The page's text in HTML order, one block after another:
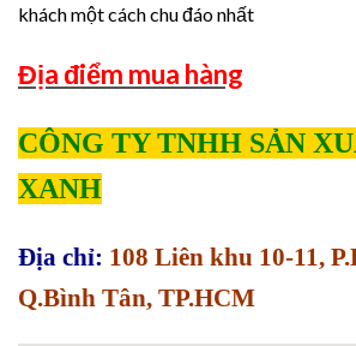
khách một cách chu đáo nhất
Địa điểm mua hàng
CÔNG TY TNHH SẢN
XANH
Địa chỉ: 108 Liên khu 10-11,
Q.Bình Tân, TP.HCM